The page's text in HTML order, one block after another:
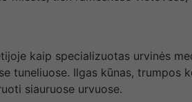
kaip specializuotas urvinės
tuneliuose. Ilgas kūnas,
siauruose urvuose.